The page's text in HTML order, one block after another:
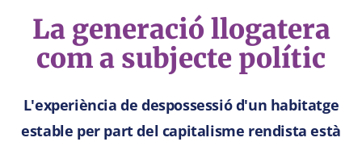
La generació llogatera
com a subjecte polític
L'experiència de despossessió d'un habitatge
estable per part del capitalisme rendista està